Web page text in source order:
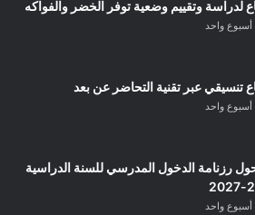
لدراسة وتقييم وضعية توفر الخضر والفواكه
أسبوع واحد
تنسيقي عبر تقنية التحاضر عن بعد
أسبوع واحد
رزنامة الدخول المدرسي للسنة الدراسية
أسبوع واحد